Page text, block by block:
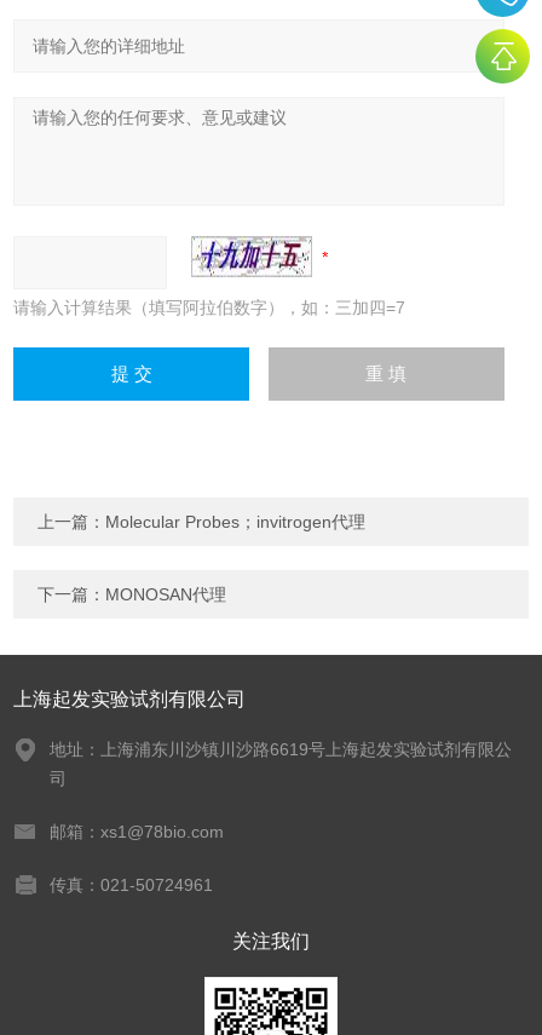
请输入计算结果（填写阿拉伯数字），如：三加四=7
上一篇： Molecular Probes；invitrogen代理
下一篇： MONOSAN代理
上海起发实验试剂有限公司
地址：上海浦东川沙镇川沙路6619号上海起发实验试剂有限公
司
邮箱：xs1@78bio.com
传真：021-50724961
关注我们